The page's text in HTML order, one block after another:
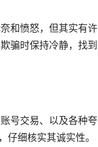
和愤怒，但其实有许
骗时保持冷静，找到
号交易、以及各种夸
仔细核实其诚实性。